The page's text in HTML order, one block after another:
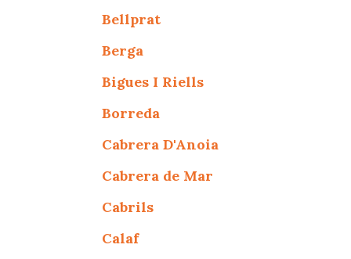
Bellprat
Berga
Bigues I Riells
Borreda
Cabrera D'Anoia
Cabrera de Mar
Cabrils
Calaf